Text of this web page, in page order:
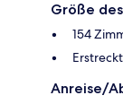
Größe
154
Anreise/